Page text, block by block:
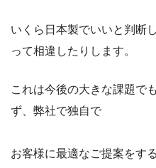
いくら日本製でいいと判断
って相違したりします。
これは今後の大きな課題で
ず、弊社で独自で
お客様に最適なご提案をす